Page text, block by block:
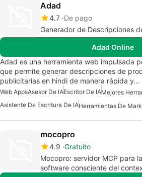
Adad
4.7 De pago
Generador de Descripciones
Adad Online
Adad es una herramienta web impulsada
que permite generar descripciones de
publicitarias en hindi de manera rápida y…
Web AppsAsesor De IAEscritor De IA
Asistente De Escritura De IA
mocopro
4.9 Gratuito
Mocopro: servidor MCP para
software consciente del